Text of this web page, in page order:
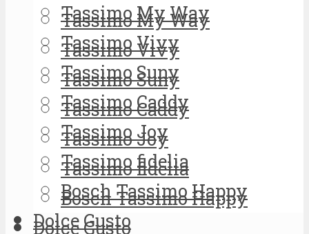
Tassimo My Way
Tassimo Vivy
Tassimo Suny
Tassimo Caddy
Tassimo Joy
Tassimo fidelia
Bosch Tassimo Happy
Dolce Gusto
Tassimo My Way
Tassimo Vivy
Tassimo Suny
Tassimo Caddy
Tassimo Joy
Tassimo fidelia
Bosch Tassimo Happy
Dolce Gusto